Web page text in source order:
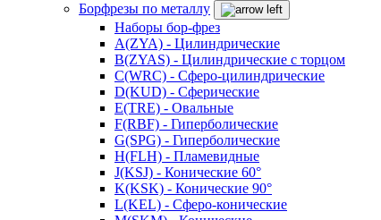
Борфрезы по металлу
Наборы бор-фрез
A(ZYA) - Цилиндрические
B(ZYAS) - Цилиндрические с торцом
C(WRC) - Сферо-цилиндрические
D(KUD) - Сферические
E(TRE) - Овальные
F(RBF) - Гиперболические
G(SPG) - Гиперболические
H(FLH) - Пламевидные
J(KSJ) - Конические 60°
K(KSK) - Конические 90°
L(KEL) - Сферо-конические